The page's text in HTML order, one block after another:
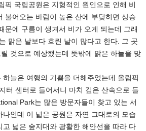
픽 국립공원은 지형적인 원인으로 인해 비
불어오는 바람이 높은 산에 부딪히면 상승
문에 구름이 생겨서 비가 오게 되는데 그래
맑은 날보다 흐린 날이 많다고 한다. 그 곳
것으로 예상했는데 뜻밖에 맑은 하늘을 맞
늘은 여행의 기쁨을 더해주었는데 올림픽
터 센터로 들어서니 마치 깊은 산속으로 들
Park는 많은 방문자들이 찾고 있는 서
나인데 이 넓은 공원은 자연 그대로의 모습
고 넓은 숲지대와 광활한 해안선을 따라 다